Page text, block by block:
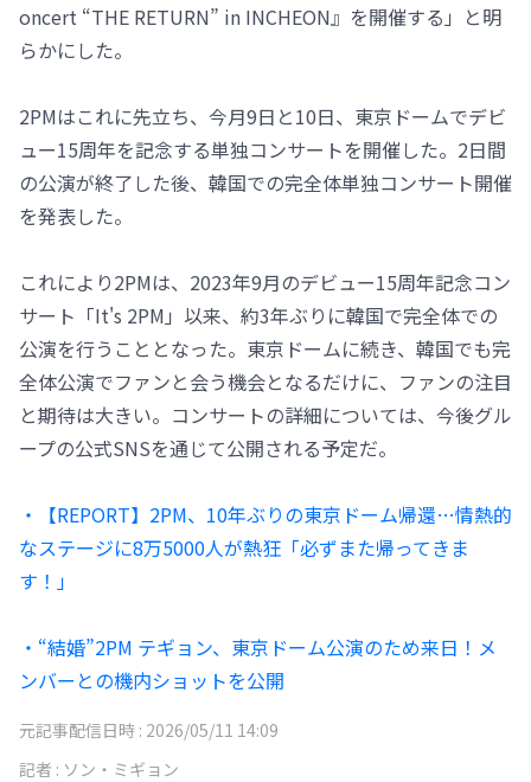
oncert “THE RETURN” in INCHEON』を開催する」と明
らかにした。
2PMはこれに先立ち、今月9日と10日、東京ドームでデビ
ュー15周年を記念する単独コンサートを開催した。2日間
の公演が終了した後、韓国での完全体単独コンサート開催
を発表した。
これにより2PMは、2023年9月のデビュー15周年記念コン
サート「It's 2PM」以来、約3年ぶりに韓国で完全体での
公演を行うこととなった。東京ドームに続き、韓国でも完
全体公演でファンと会う機会となるだけに、ファンの注目
と期待は大きい。コンサートの詳細については、今後グル
ープの公式SNSを通じて公開される予定だ。
・【REPORT】2PM、10年ぶりの東京ドーム帰還…情熱的
なステージに8万5000人が熱狂「必ずまた帰ってきま
す！」
・“結婚”2PM テギョン、東京ドーム公演のため来日！メ
ンバーとの機内ショットを公開
元記事配信日時 : 2026/05/11 14:09
記者 : ソン・ミギョン